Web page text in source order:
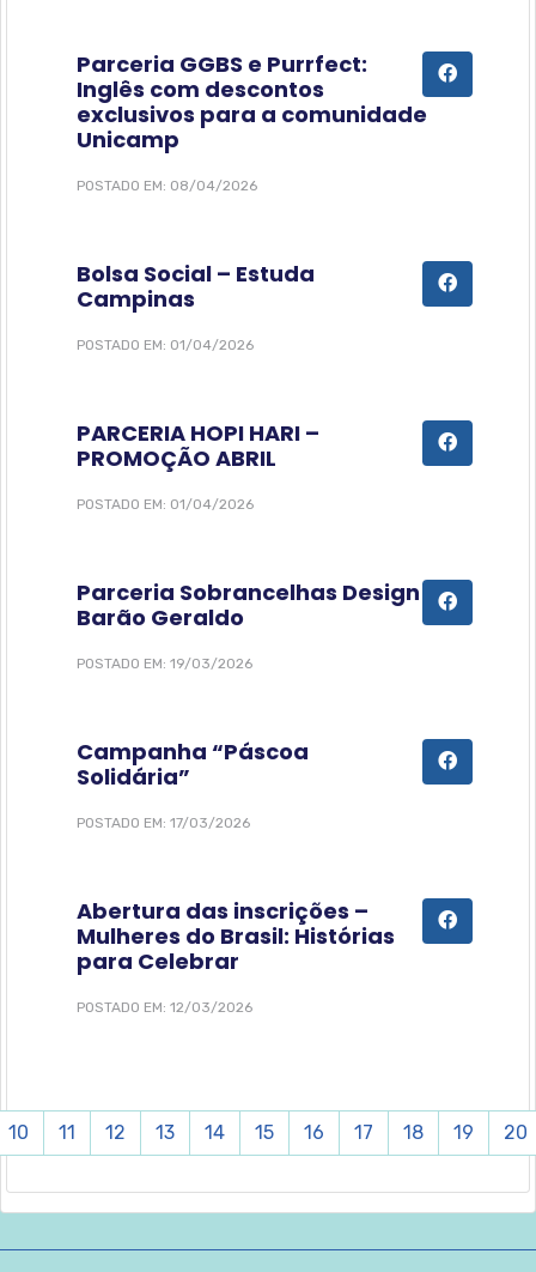
Parceria GGBS e Purrfect:
Inglês com descontos
exclusivos para a comunidade
Unicamp
POSTADO EM: 08/04/2026
Bolsa Social – Estuda
Campinas
POSTADO EM: 01/04/2026
PARCERIA HOPI HARI –
PROMOÇÃO ABRIL
POSTADO EM: 01/04/2026
Parceria Sobrancelhas Design
Barão Geraldo
POSTADO EM: 19/03/2026
Campanha “Páscoa
Solidária”
POSTADO EM: 17/03/2026
Abertura das inscrições –
Mulheres do Brasil: Histórias
para Celebrar
POSTADO EM: 12/03/2026
10 11 12 13 14 15 16 17 18 19 20